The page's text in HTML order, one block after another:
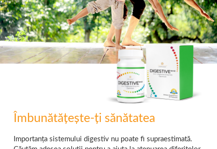
Îmbunătățește-ți sănătatea
Importanța sistemului digestiv nu poate fi supraestimată.